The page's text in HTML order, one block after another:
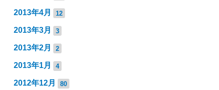
2013年4月 12
2013年3月 3
2013年2月 2
2013年1月 4
2012年12月 80